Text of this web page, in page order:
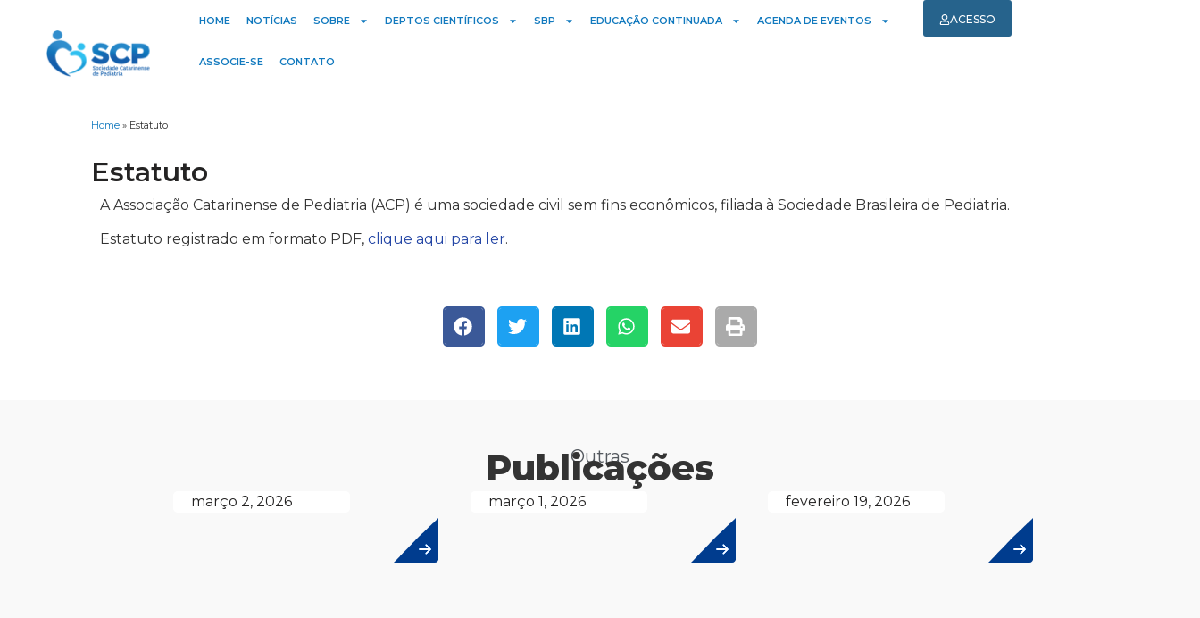
HOME NOTÍCIAS SOBRE DEPTOS CIENTÍFICOS SBP EDUCAÇÃO CONTINUADA AGENDA DE EVENTOS
ASSOCIE-SE CONTATO
ACESSO
Home » Estatuto
Estatuto
A Associação Catarinense de Pediatria (ACP) é uma sociedade civil sem fins econômicos, filiada à Sociedade Brasileira de Pediatria.
Estatuto registrado em formato PDF, clique aqui para ler.
Outras
Publicações
março 2, 2026 março 1, 2026 fevereiro 19, 2026